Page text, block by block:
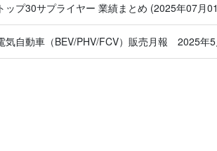
トップ30サプライヤー 業績まとめ (2025年07月
気自動車（BEV/PHV/FCV）販売月報 2025年5